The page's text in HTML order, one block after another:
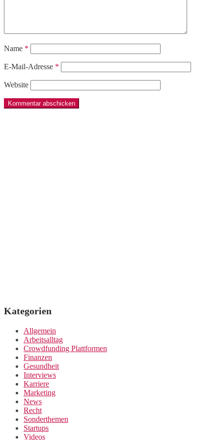
Name *
E-Mail-Adresse *
Website
Kategorien
Allgemein
Arbeitsalltag
Crowdfunding Plattformen
Finanzen
Gesundheit
Interviews
Karriere
Marketing
News
Recht
Sonderthemen
Startups
Videos